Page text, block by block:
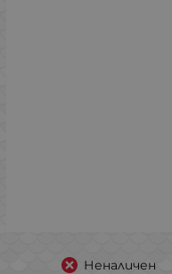
Неналичен